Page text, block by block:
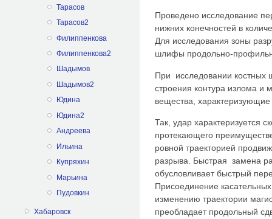
Тарасов
Тарасов2
Филиппенкова
Филиппенкова2
Шадымов
Шадымов2
Юдина
Юдина2
Андреева
Ильина
Купряхин
Марьина
Пудовкин
Хабаровск
Проведено исследование
нижних конечностей в
Для исследования зоны
шлифы продольно-
При исследовании костных
строения контура излома и
вещества,
Так, удар характеризуется
протекающего
ровной траекторией
разрыва. Быстрая замена
обусловливает быстрый
Присоединение
изменению траектории
преобладает продольный